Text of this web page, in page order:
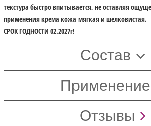
текстура быстро впитывается, не оставляя
применения крема кожа мягкая и шелковистая.
СРОК ГОДНОСТИ 02.2027г!
Состав
Применение
Отзывы